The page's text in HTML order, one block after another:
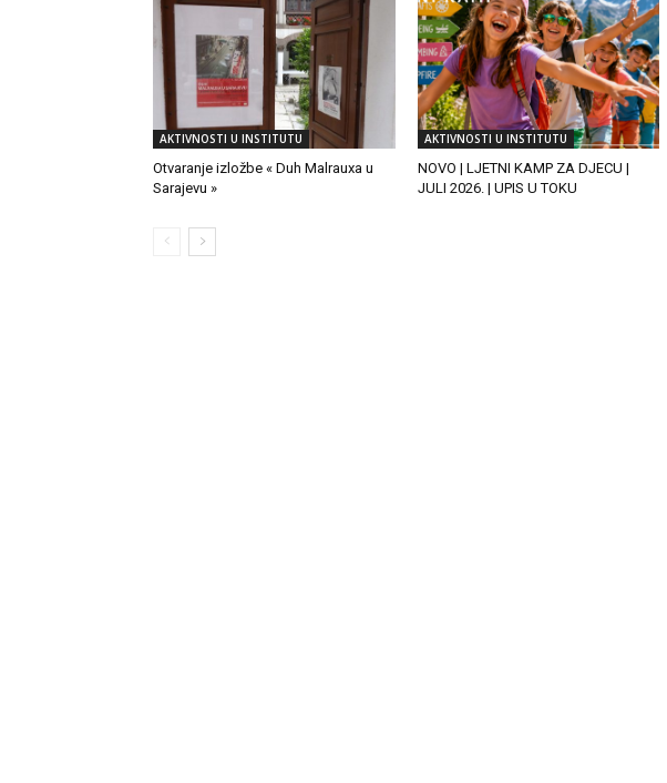
AKTIVNOSTI U INSTITUTU
Otvaranje izložbe « Duh Malrauxa u
Sarajevu »
AKTIVNOSTI U INSTITUTU
NOVO | LJETNI KAMP ZA DJECU |
JULI 2026. | UPIS U TOKU